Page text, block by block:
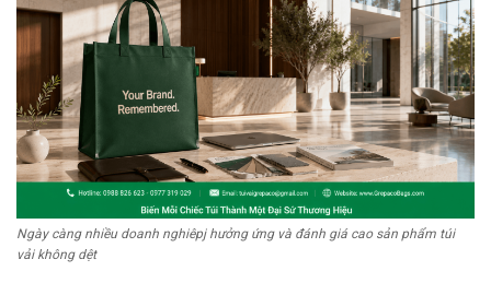
Ngày càng nhiều doanh nghiêpj hưởng ứng và đánh giá cao sản phẩm túi
vải không dệt